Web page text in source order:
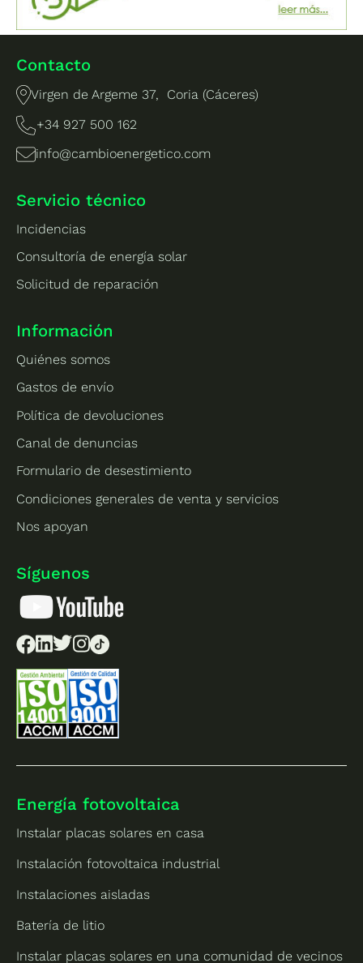
Contacto
Virgen de Argeme 37, Coria (Cáceres)
+34 927 500 162
info@cambioenergetico.com
Servicio técnico
Incidencias
Consultoría de energía solar
Solicitud de reparación
Información
Quiénes somos
Gastos de envío
Política de devoluciones
Canal de denuncias
Formulario de desestimiento
Condiciones generales de venta y servicios
Nos apoyan
Síguenos
Energía fotovoltaica
Instalar placas solares en casa
Instalación fotovoltaica industrial
Instalaciones aisladas
Batería de litio
Instalar placas solares en una comunidad de vecinos